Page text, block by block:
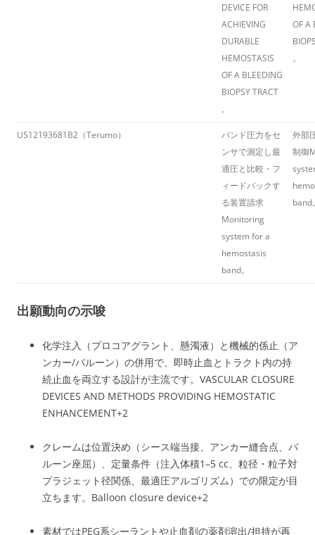
DEVICE FOR
ACHIEVING
DURABLE
HEMOSTASIS
OF A BLEEDING
BIOPSY TRACT
。
OF A
。
US12193681B2（Terumo）
バンド圧力をセ
ンサで測定し最
適圧と比較・フ
ィードバックす
る装置請求
Monitoring
system for a
hemostasis
band​。
外部
制御
band
出願動向の示唆
化学注入（プロコアグラント、懸濁液）と機械的係止（ア
ンカー/バルーン）の併用で、即時止血とトラクト内の持
続止血を両立する設計が主流です。 VASCULAR CLOSURE
DEVICES AND METHODS PROVIDING HEMOSTATIC
ENHANCEMENT+2
クレームは位置決め（シース端当接、アンカー縫合点、バ
ルーン座屈）、定量条件（注入体積1–5 cc、粒径・粒子対
プラジェット径関係、最適圧アルゴリズム）での限定が目
立ちます。 Balloon closure device+2
素材ではPEG系シーラントや止血剤の薬剤溶出/担持が再